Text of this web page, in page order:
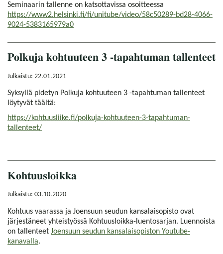
Seminaarin tallenne on katsottavissa osoitteessa
https://www2.helsinki.fi/fi/unitube/video/58c50289-bd28-4066-
9024-5383165979a0
Polkuja kohtuuteen 3 -tapahtuman tallenteet
Julkaistu: 22.01.2021
Syksyllä pidetyn Polkuja kohtuuteen 3 -tapahtuman tallenteet
löytyvät täältä:
https://kohtuusliike.fi/polkuja-kohtuuteen-3-tapahtuman-
tallenteet/
Kohtuusloikka
Julkaistu: 03.10.2020
Kohtuus vaarassa ja Joensuun seudun kansalaisopisto ovat
järjestäneet yhteistyössä Kohtuusloikka-luentosarjan. Luennoista
on tallenteet Joensuun seudun kansalaisopiston Youtube-
kanavalla.